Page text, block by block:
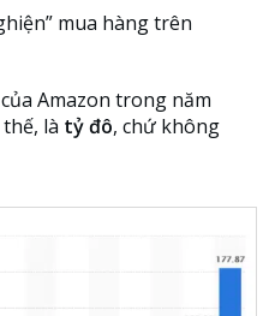
mua hàng trên
Amazon trong năm
là tỷ đô, chứ không